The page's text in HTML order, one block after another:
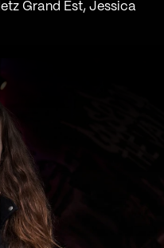
Grand Est, Jessica